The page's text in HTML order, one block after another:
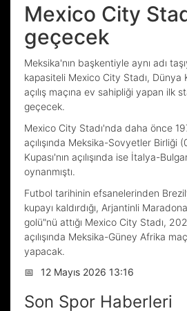
Mexico City
geçecek
Meksika'nın başkentiyle aynı adı
kapasiteli Mexico City Stadı, Dünya
açılış maçına ev sahipliği yapan ilk
geçecek.
Mexico City Stadı'nda daha önce
açılışında Meksika-Sovyetler Birliği
Kupası'nın açılışında ise İtalya-
oynanmıştı.
Futbol tarihinin efsanelerinden
kupayı kaldırdığı, Arjantinli
golü"nü attığı Mexico City Stadı,
açılışında Meksika-Güney Afrika
yapacak.
📅
12 Mayıs 2026 13:16
Son Spor Haberleri